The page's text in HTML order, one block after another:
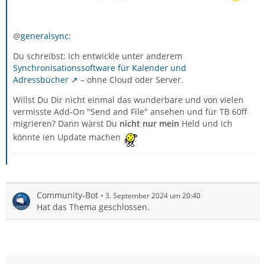
@generalsync:
Du schreibst: Ich entwickle unter anderem
Synchronisationssoftware für Kalender und
Adressbücher
– ohne Cloud oder Server.
Willst Du Dir nicht einmal das wunderbare und von vielen
vermisste Add-On "Send and File" ansehen und für TB 60ff
migrieren? Dann wärst Du nicht nur mein Held und ich
könnte ien Update machen
Community-Bot 3. September 2024 um 20:40
Hat das Thema geschlossen.